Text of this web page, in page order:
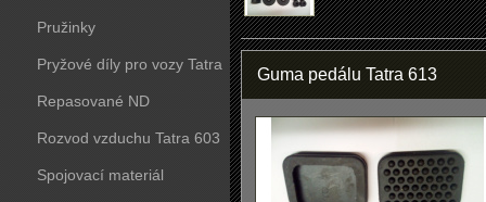
Tatra 603
Pružinky
Pryžové díly pro vozy Tatra
603
Repasované ND
Rozvod vzduchu Tatra 603
Spojovací materiál
Guma pedálu Tatra 613